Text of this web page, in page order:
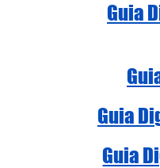
Guia
Guia
Guia